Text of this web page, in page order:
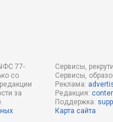
77-
со
за
Сервисы,
Сервисы,
Реклама:
Редакция:
Поддержка:
Карта сайта